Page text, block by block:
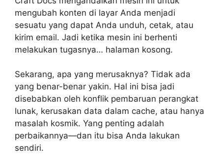
mengubah konten di layar Anda menjadi
sesuatu yang dapat Anda unduh, cetak, atau
kirim email. Jadi ketika mesin ini berhenti
melakukan tugasnya… halaman kosong.
Sekarang, apa yang merusaknya? Tidak ada
yang benar-benar yakin. Hal ini bisa jadi
disebabkan oleh konflik pembaruan perangkat
lunak, kerusakan data dalam cache, atau hanya
masalah kosmik. Yang penting adalah
perbaikannya—dan itu bisa Anda lakukan
sendiri.